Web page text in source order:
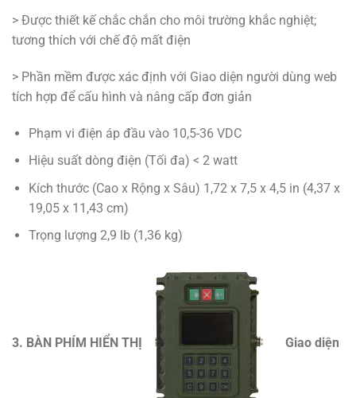
> Được thiết kế chắc chắn cho môi trường khắc nghiệt;
tương thích với chế độ mất điện
> Phần mềm được xác định với Giao diện người dùng web
tích hợp để cấu hình và nâng cấp đơn giản
Phạm vi điện áp đầu vào 10,5-36 VDC
Hiệu suất dòng điện (Tối đa) < 2 watt
Kích thước (Cao x Rộng x Sâu) 1,72 x 7,5 x 4,5 in (4,37 x
19,05 x 11,43 cm)
Trọng lượng 2,9 lb (1,36 kg)
3. BÀN PHÍM HIỂN THỊ Giao diện